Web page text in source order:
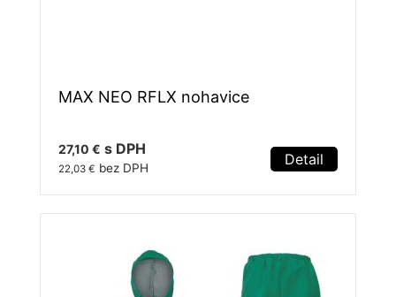
MAX NEO RFLX nohavice
27,10 € s DPH
22,03 € bez DPH Detail